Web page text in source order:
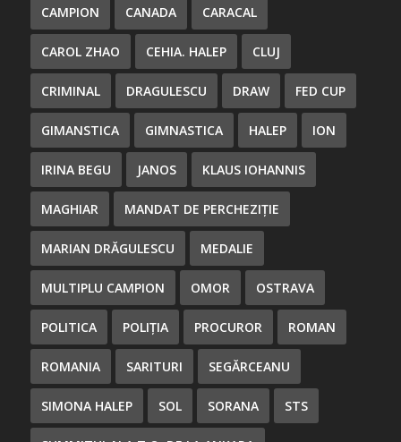
CAMPION CANADA CARACAL
CAROL ZHAO CEHIA. HALEP CLUJ
CRIMINAL DRAGULESCU DRAW FED CUP
GIMANSTICA GIMNASTICA HALEP ION
IRINA BEGU JANOS KLAUS IOHANNIS
MAGHIAR MANDAT DE PERCHEZIȚIE
MARIAN DRĂGULESCU MEDALIE
MULTIPLU CAMPION OMOR OSTRAVA
POLITICA POLIȚIA PROCUROR ROMAN
ROMANIA SARITURI SEGĂRCEANU
SIMONA HALEP SOL SORANA STS